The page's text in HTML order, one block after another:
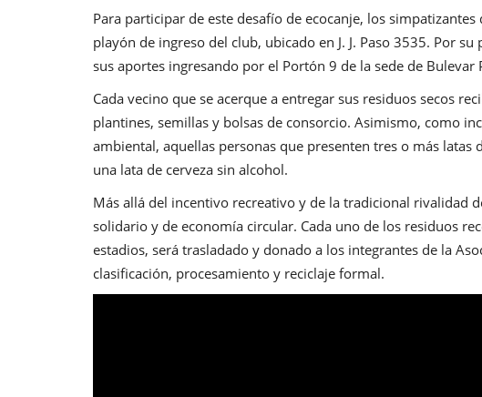
Para participar de este desafío de ecocanje, los
playón de ingreso del club, ubicado en J. J. Paso 3535. Por
sus aportes ingresando por el Portón 9 de la sede de Bulevar
Cada vecino que se acerque a entregar sus residuos secos
plantines, semillas y bolsas de consorcio. Asimismo, como
ambiental, aquellas personas que presenten tres o más
una lata de cerveza sin alcohol.
Más allá del incentivo recreativo y de la tradicional rivalidad
solidario y de economía circular. Cada uno de los residuos
estadios, será trasladado y donado a los integrantes de la
clasificación, procesamiento y reciclaje formal.